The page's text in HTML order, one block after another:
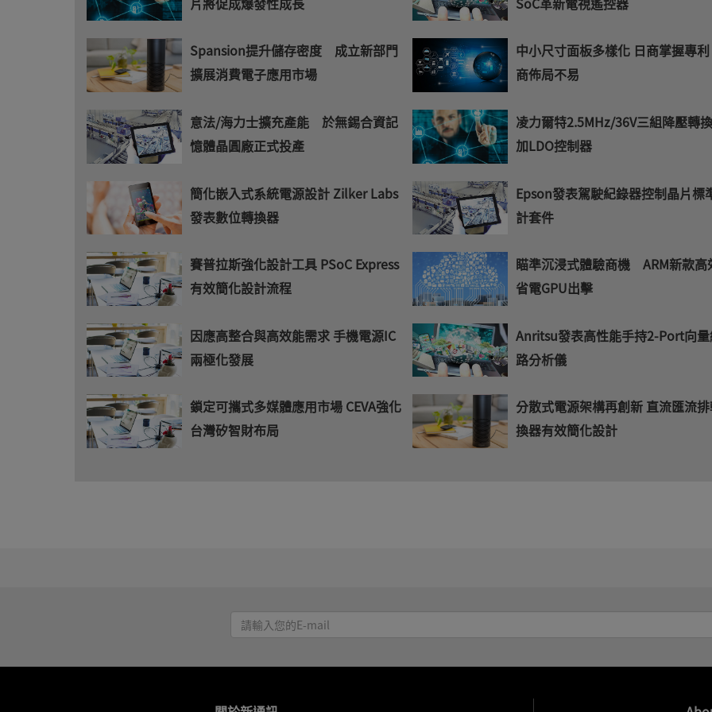
Spansion提升儲存密度 成立新部門
擴展消費電子應用市場
意法/海力士擴充產能 於無錫合資記
憶體晶圓廠正式投產
簡化嵌入式系統電源設計 Zilker Labs
發表數位轉換器
賽普拉斯強化設計工具 PSoC Express
有效簡化設計流程
因應高整合與高效能需求 手機電源IC
兩極化發展
鎖定可攜式多媒體應用市場 CEVA強化
台灣矽智財布局
中小尺寸面板多樣化 日商掌握專
商佈局不易
凌力爾特2.5MHz/36V三組降壓轉
加LDO控制器
Epson發表駕駛紀錄器控制晶片標
計套件
瞄準沉浸式體驗商機 ARM新款高
省電GPU出擊
Anritsu發表高性能手持2-Port向
路分析儀
分散式電源架構再創新 直流匯流
換器有效簡化設計
請
輸